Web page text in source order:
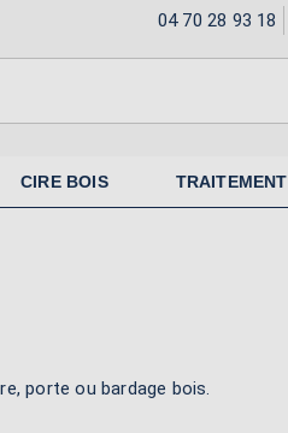
04 70 28 93 18
CIRE BOIS TRAITEMENT
porte ou bardage bois.